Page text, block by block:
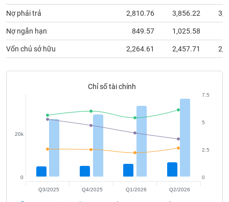
Nợ phải trả 2,810.76 3,856.22
Nợ ngắn hạn 849.57 1,025.58
Vốn chủ sở hữu 2,264.61 2,457.71
Chỉ số tài chính
0
20k
0
2.5
5
7.5
Q3/2025 Q4/2025 Q1/2026 Q2/2026
Truyền
liệu